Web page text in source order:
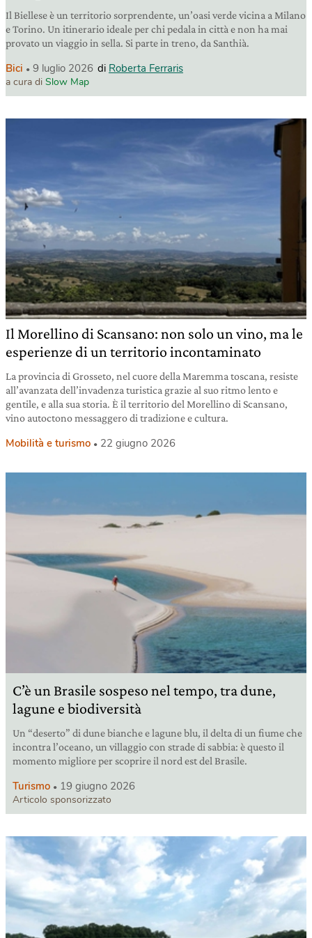
Il Biellese è un territorio sorprendente, un’oasi verde vicina a Milano
e Torino. Un itinerario ideale per chi pedala in città e non ha mai
provato un viaggio in sella. Si parte in treno, da Santhià.
Bici 9 luglio 2026 di Roberta Ferraris
a cura di Slow Map
Il Morellino di Scansano: non solo un vino, ma le
esperienze di un territorio incontaminato
La provincia di Grosseto, nel cuore della Maremma toscana, resiste
all’avanzata dell’invadenza turistica grazie al suo ritmo lento e
gentile, e alla sua storia. È il territorio del Morellino di Scansano,
vino autoctono messaggero di tradizione e cultura.
Mobilità e turismo 22 giugno 2026
C’è un Brasile sospeso nel tempo, tra dune,
lagune e biodiversità
Un “deserto” di dune bianche e lagune blu, il delta di un fiume che
incontra l’oceano, un villaggio con strade di sabbia: è questo il
momento migliore per scoprire il nord est del Brasile.
Turismo 19 giugno 2026
Articolo sponsorizzato